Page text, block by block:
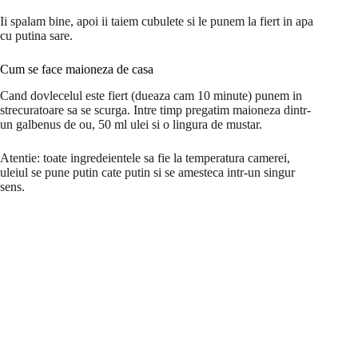
Ii spalam bine, apoi ii taiem cubulete si le punem la fiert in apa
cu putina sare.
Cum se face maioneza de casa
Cand dovlecelul este fiert (dueaza cam 10 minute) punem in
strecuratoare sa se scurga. Intre timp pregatim maioneza dintr-
un galbenus de ou, 50 ml ulei si o lingura de mustar.
Atentie: toate ingredeientele sa fie la temperatura camerei,
uleiul se pune putin cate putin si se amesteca intr-un singur
sens.